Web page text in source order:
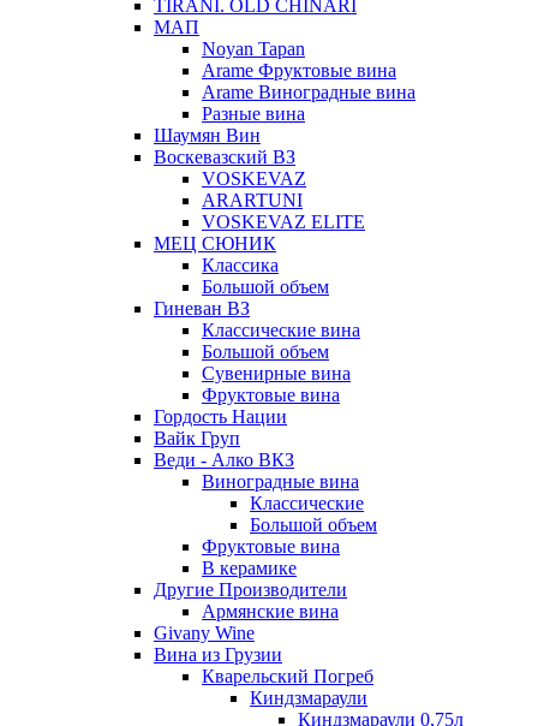
TIRANI. OLD CHINARI
МАП
Noyan Tapan
Arame Фруктовые вина
Arame Виноградные вина
Разные вина
Шаумян Вин
Воскевазский ВЗ
VOSKEVAZ
ARARTUNI
VOSKEVAZ ELITE
МЕЦ СЮНИК
Классика
Большой объем
Гиневан ВЗ
Классические вина
Большой объем
Сувенирные вина
Фруктовые вина
Гордость Нации
Вайк Груп
Веди - Алко ВКЗ
Виноградные вина
Классические
Большой объем
Фруктовые вина
В керамике
Другие Производители
Армянские вина
Givany Wine
Вина из Грузии
Кварельский Погреб
Киндзмараули
Киндзмараули 0,75л